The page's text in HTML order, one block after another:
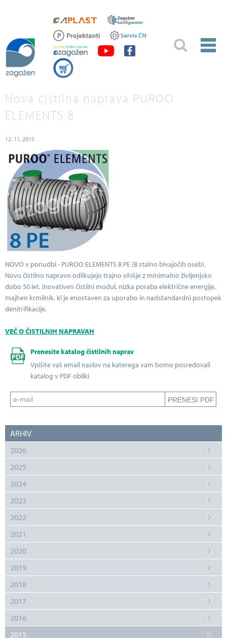
Nova čistilna naprava PUROO
ELEMENTS 8
12. 11. 2015
NOVO v ponudbi - PUROO ELEMENTS 8 PE (8 stalno bivajočih oseb).
Novo čistilno napravo odlikujejo trajno ohišje z minimalno življenjsko
dobo 50 let, inovativen čistilni modul, nizka poraba električne energije,
majhen krmilnik, ki je enostaven za uporabo in nadstandardni postopek
denitrifikacije.
VEČ O ČISTILNIH NAPRAVAH
Prenesite katalog čistilnih naprav
Vpišite vaš email naslov na katerega vam bomo posredovali
katalog v PDF obliki
ARHIV
2026
2025
2024
2023
2022
2021
2020
2019
2018
2017
2016
2015